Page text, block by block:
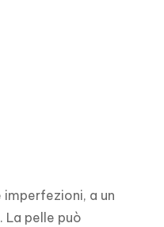
a un
La pelle può